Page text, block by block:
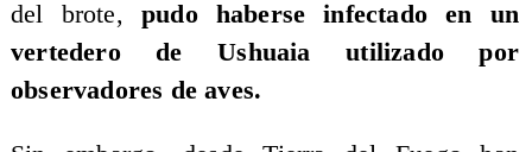
del brote, pudo haberse infectado en un
vertedero de Ushuaia utilizado por
observadores de aves.